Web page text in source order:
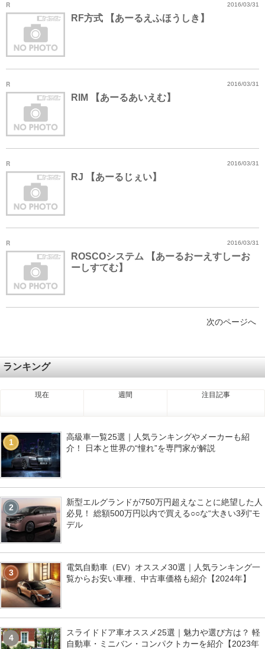
R 2016/03/31
RF方式 【あーるえふほうしき】
R 2016/03/31
RIM 【あーるあいえむ】
R 2016/03/31
RJ 【あーるじぇい】
R 2016/03/31
ROSCOシステム 【あーるおーえすしーお
ーしすてむ】
次のページへ
ランキング
現在 週間 注目記事
1
高級車一覧25選｜人気ランキングやメーカーも紹
介！ 日本と世界の“憧れ”を専門家が解説
2
新型エルグランドが750万円超えなことに絶望した人
必見！ 総額500万円以内で買える○○な“大きい3列”モ
デル
3
電気自動車（EV）オススメ30選｜人気ランキング一
覧からお安い車種、中古車価格も紹介【2024年】
4
スライドドア車オススメ25選｜魅力や選び方は？ 軽
自動車・ミニバン・コンパクトカーを紹介【2023年